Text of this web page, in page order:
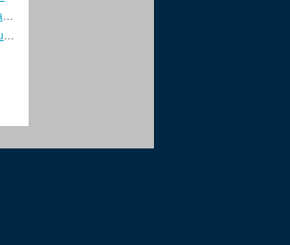
Individualisering van terrorisme maakt dreiging onvoorspelbaarder
Concepten Cyberbeveiligingsbesluit en Besluit weerbaarheid kritieke entiteiten naar de RvS